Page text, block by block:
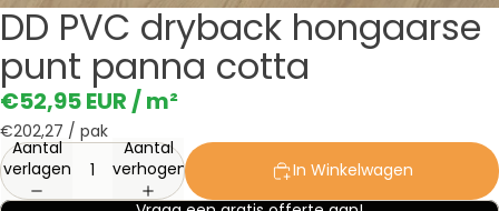
DD PVC dryback hongaarse
punt panna cotta
€52,95 EUR / m²
€202,27 / pak
Aantal
verlagen
Aantal
verhogen
In Winkelwagen